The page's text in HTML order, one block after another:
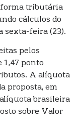
tributária
cálculos do
sexta-feira (23).
pelos
1,47 ponto
A alíquota
proposta, em
brasileira
sobre Valor